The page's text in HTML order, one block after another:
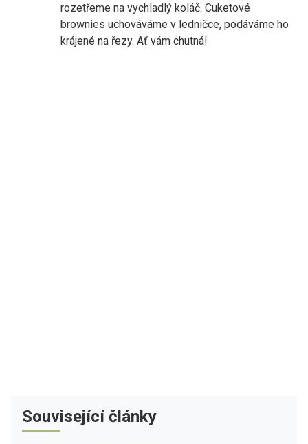
rozetřeme na vychladlý koláč. Cuketové
brownies uchováváme v ledničce, podáváme ho
krájené na řezy. Ať vám chutná!
Související články